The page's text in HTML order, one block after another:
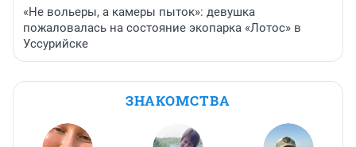
«Не вольеры, а камеры пыток»: девушка
пожаловалась на состояние экопарка «Лотос» в
Уссурийске
ЗНАКОМСТВА